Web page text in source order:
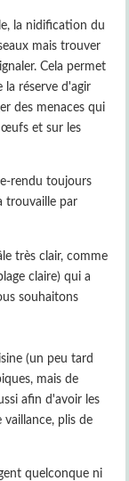
la nidification du
mais trouver
Cela permet
la réserve d'agir
des menaces qui
œufs et sur les
rendu toujours
trouvaille par
très clair, comme
claire) qui a
souhaitons
(un peu tard
mais de
afin d'avoir les
vaillance, plis de
quelconque ni